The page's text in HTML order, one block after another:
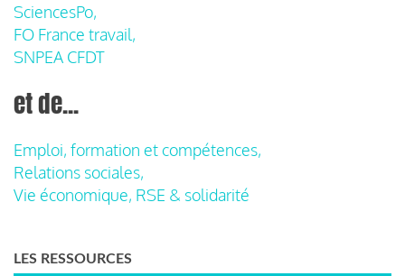
SciencesPo,
FO France travail,
SNPEA CFDT
et de...
Emploi, formation et compétences,
Relations sociales,
Vie économique, RSE & solidarité
LES RESSOURCES